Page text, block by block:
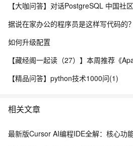
据说在家办公的程序员是这样写代码的？
如何升级配置
【精品问答】python技术1000问(1)
相关文章